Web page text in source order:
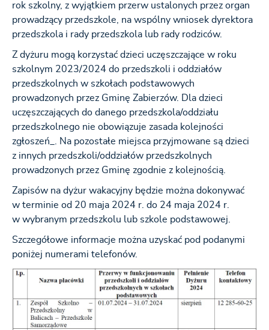
rok szkolny, z wyjątkiem przerw ustalonych przez organ
prowadzący przedszkole, na wspólny wniosek dyrektora
przedszkola i rady przedszkola lub rady rodziców.
Z dyżuru mogą korzystać dzieci uczęszczające w roku
szkolnym 2023/2024 do przedszkoli i oddziałów
przedszkolnych w szkołach podstawowych
prowadzonych przez Gminę Zabierzów. Dla dzieci
uczęszczających do danego przedszkola/oddziału
przedszkolnego nie obowiązuje zasada kolejności
zgłoszeń_. Na pozostałe miejsca przyjmowane są dzieci
z innych przedszkoli/oddziałów przedszkolnych
prowadzonych przez Gminę zgodnie z kolejnością.
Zapisów na dyżur wakacyjny będzie można dokonywać
w terminie od 20 maja 2024 r. do 24 maja 2024 r.
w wybranym przedszkolu lub szkole podstawowej.
Szczegółowe informacje można uzyskać pod podanymi
poniżej numerami telefonów.